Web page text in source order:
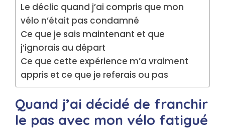
Le déclic quand j’ai compris que mon
vélo n’était pas condamné
Ce que je sais maintenant et que
j’ignorais au départ
Ce que cette expérience m’a vraiment
appris et ce que je referais ou pas
Quand j’ai décidé de franchir
le pas avec mon vélo fatigué